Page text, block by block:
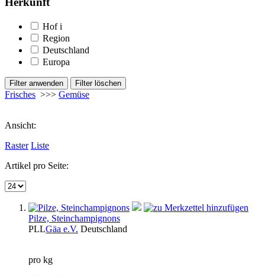
Hof i
Region
Deutschland
Europa
Frisches >>> Gemüse
Ansicht:
Raster Liste
Artikel pro Seite:
Pilze, Steinchampignons
PLLGäa e.V. Deutschland
pro kg